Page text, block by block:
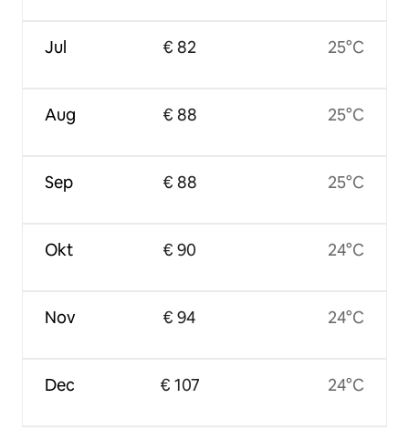
Jul
Aug
Sep
Okt
Nov
Dec
€ 82
€ 88
€ 88
€ 90
€ 94
€ 107
25°C
25°C
25°C
24°C
24°C
24°C